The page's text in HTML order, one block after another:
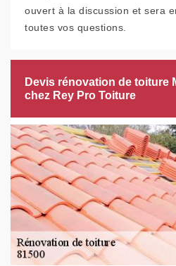
ouvert à la discussion et sera
toutes vos questions.
Devis rénovation de toiture
chez Rey Pro Toiture